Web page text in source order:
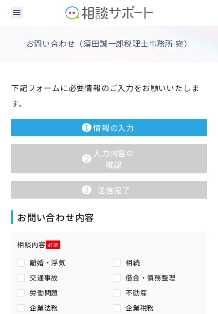
お問い合わせ（須田誠一郎税理士事務所 宛）
下記フォームに必要情報のご入力をお願いいたしま
す。
1 情報の入力
2 入力内容の
確認
3 送信完了
お問い合わせ内容
相談内容
離婚・浮気
相続
交通事故
借金・債務整理
労働問題
不動産
企業法務
企業税務